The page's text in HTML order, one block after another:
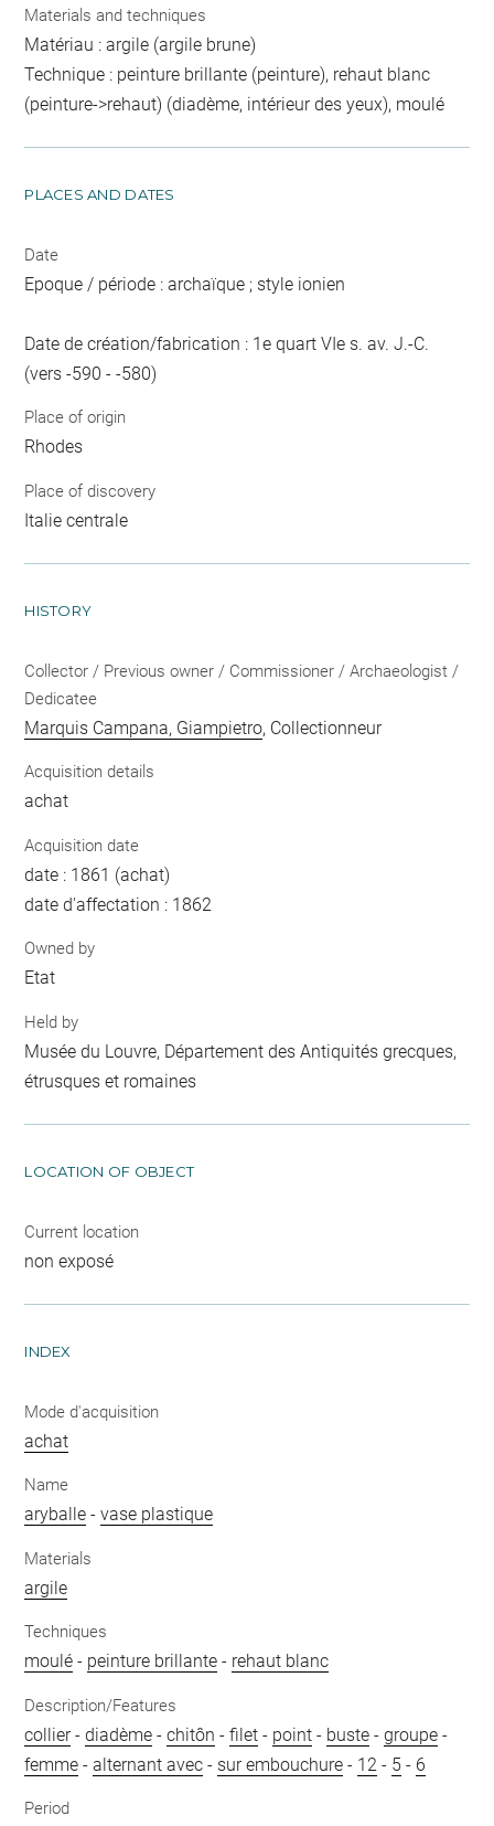
Materials and techniques
Matériau : argile (argile brune)
Technique : peinture brillante (peinture), rehaut blanc
(peinture->rehaut) (diadème, intérieur des yeux), moulé
PLACES AND DATES
Date
Epoque / période : archaïque ; style ionien
Date de création/fabrication : 1e quart VIe s. av. J.-C.
(vers -590 - -580)
Place of origin
Rhodes
Place of discovery
Italie centrale
HISTORY
Collector / Previous owner / Commissioner / Archaeologist /
Dedicatee
Marquis Campana, Giampietro, Collectionneur
Acquisition details
achat
Acquisition date
date : 1861 (achat)
date d'affectation : 1862
Owned by
Etat
Held by
Musée du Louvre, Département des Antiquités grecques,
étrusques et romaines
LOCATION OF OBJECT
Current location
non exposé
INDEX
Mode d'acquisition
achat
Name
aryballe -vase plastique
Materials
argile
Techniques
moulé - peinture brillante - rehaut blanc
Description/Features
collier-diadème -chitôn -filet - point - buste -groupe -
femme -alternant avec - sur embouchure - 12 - 5 - 6
Period